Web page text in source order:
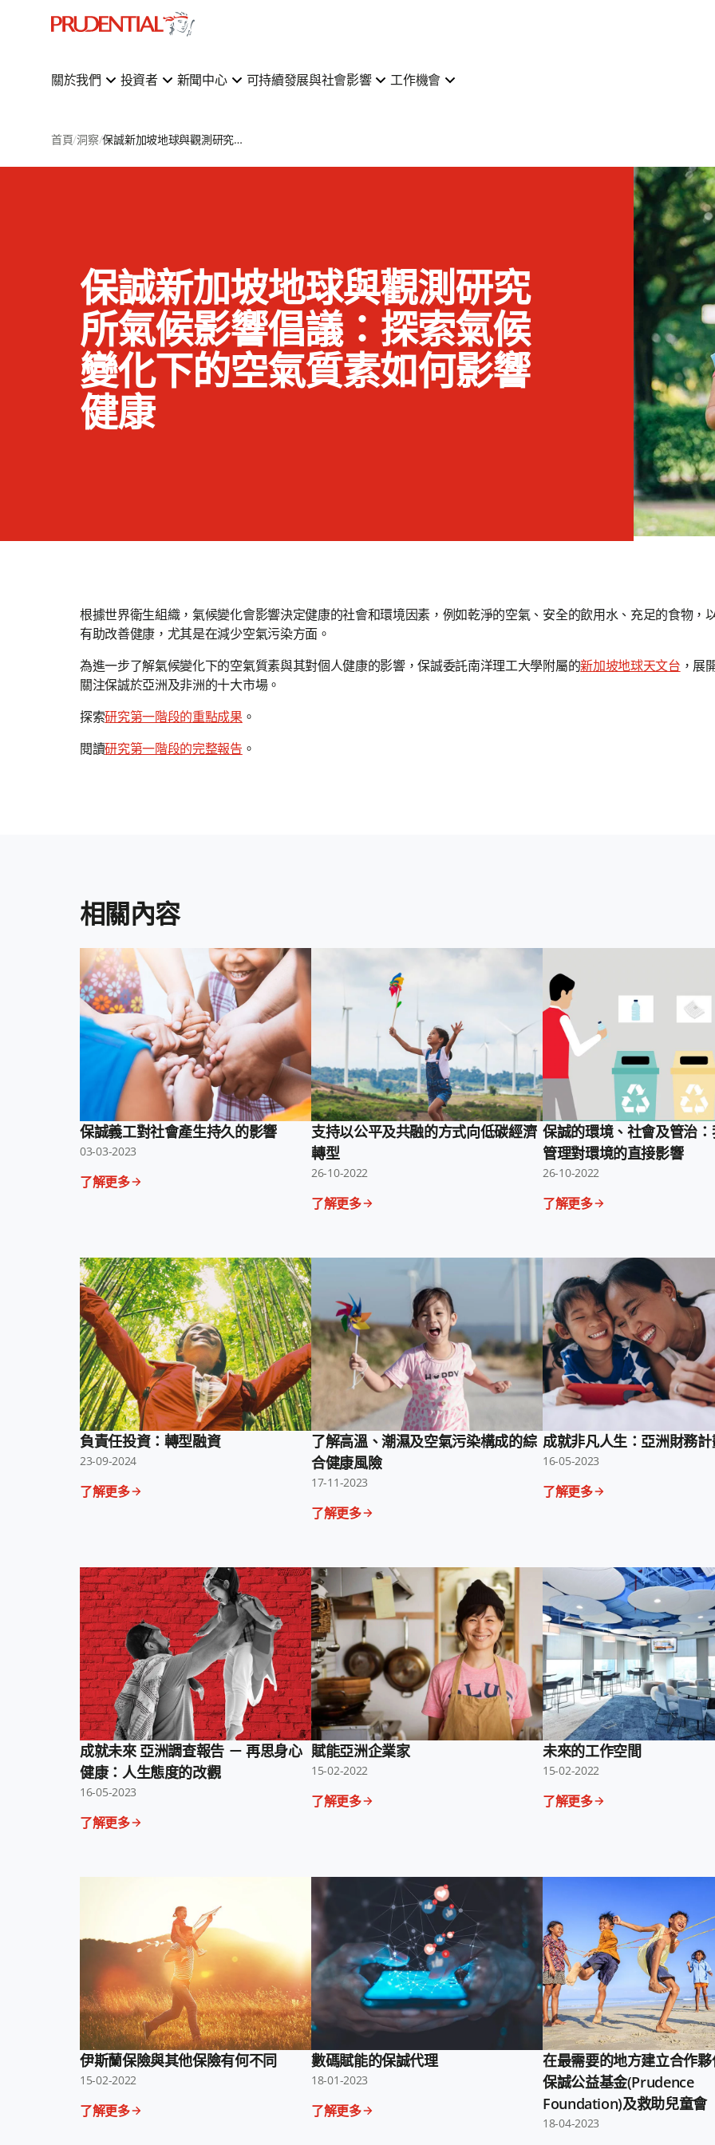
關於我們 投資者 新聞中心 可持續發展與社會影響 工作機會
首頁 洞察 保誠新加坡地球與觀測研究所氣候影響倡議：探索氣候變化下的空氣質素如何影響健康
保誠新加坡地球與觀測研究
所氣候影響倡議：探索氣候
變化下的空氣質素如何影響
健康
根據世界衛生組織，氣候變化會影響決定健康的社會和環境因素，例如乾淨的空氣、安全的飲用水、充足的食物
有助改善健康，尤其是在減少空氣污染方面。
為進一步了解氣候變化下的空氣質素與其對個人健康的影響，保誠委託南洋理工大學附屬的新加坡地球天文台 ，展
關注保誠於亞洲及非洲的十大市場。
探索研究第一階段的重點成果 。
閱讀研究第一階段的完整報告 。
相關內容
保誠義工對社會產生持久的影響
03-03-2023
了解更多
支持以公平及共融的方式向低碳經濟
轉型
26-10-2022
了解更多
保誠的環境、社會及管治
管理對環境的直接影響
26-10-2022
了解更多
負責任投資：轉型融資
23-09-2024
了解更多
了解高溫、潮濕及空氣污染構成的綜
合健康風險
17-11-2023
了解更多
成就非凡人生：亞洲財務
16-05-2023
了解更多
成就未來 亞洲調查報告 － 再思身心
健康：人生態度的改觀
16-05-2023
了解更多
賦能亞洲企業家
15-02-2022
了解更多
未來的工作空間
15-02-2022
了解更多
伊斯蘭保險與其他保險有何不同
15-02-2022
了解更多
數碼賦能的保誠代理
18-01-2023
了解更多
在最需要的地方建立合作
保誠公益基金(Prudence
Foundation)及救助兒童會
18-04-2023